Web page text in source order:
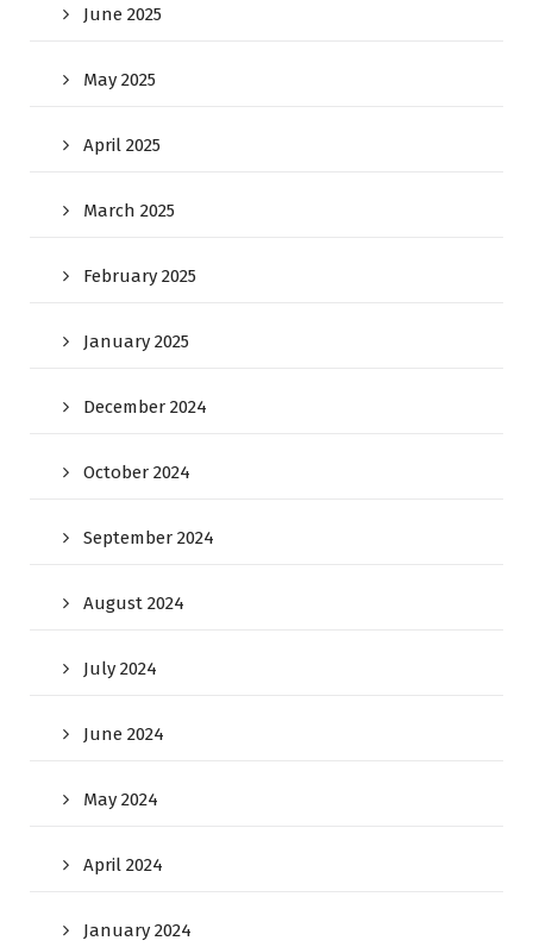
June 2025
May 2025
April 2025
March 2025
February 2025
January 2025
December 2024
October 2024
September 2024
August 2024
July 2024
June 2024
May 2024
April 2024
January 2024